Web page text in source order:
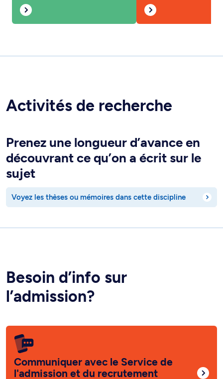
Activités de recherche
Prenez une longueur d’avance en
découvrant ce qu’on a écrit sur le
sujet
Voyez les thèses ou mémoires dans cette discipline
Besoin d’info sur
l’admission?
Communiquer avec le Service de
l'admission et du recrutement